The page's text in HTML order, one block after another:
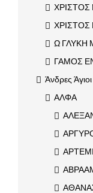
ΧΡΙΣΤΟΣ
Ω ΓΛΥΚΗ
ΓΑΜΟΣ
Άνδρες Άγιοι
ΑΛΦΑ